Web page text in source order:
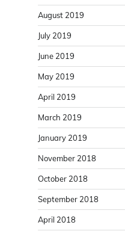
August 2019
July 2019
June 2019
May 2019
April 2019
March 2019
January 2019
November 2018
October 2018
September 2018
April 2018